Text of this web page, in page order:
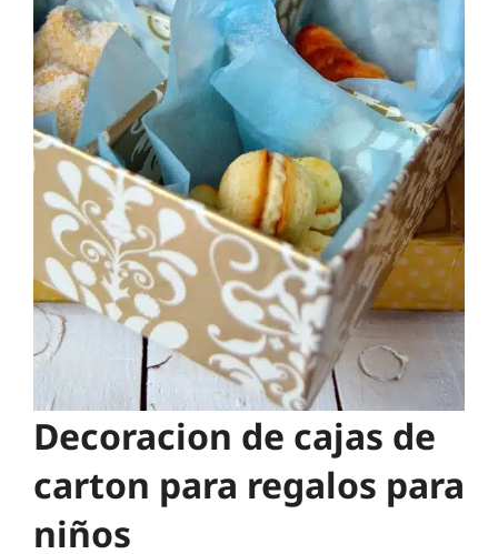
Decoracion de cajas de
carton para regalos para
niños